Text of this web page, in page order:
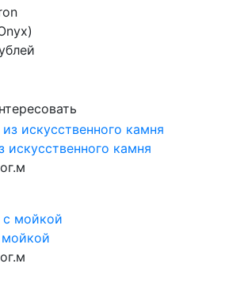
камня